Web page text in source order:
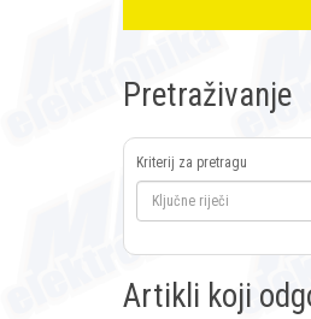
Pretraživanje
Kriterij za pretragu
Artikli koji